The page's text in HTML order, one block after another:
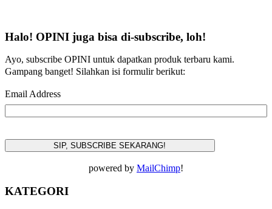
Halo! OPINI juga bisa di-subscribe, loh!
Ayo, subscribe OPINI untuk dapatkan produk terbaru kami.
Gampang banget! Silahkan isi formulir berikut:
Email Address
powered by MailChimp!
KATEGORI